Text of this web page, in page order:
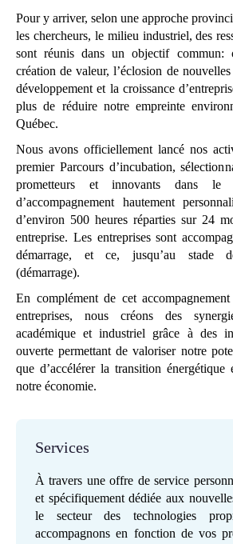
Pour y arriver, selon une approche
les chercheurs, le milieu industriel, des
sont réunis dans un objectif commun:
création de valeur, l’éclosion de
développement et la croissance
plus de réduire notre empreinte
Québec.
Nous avons officiellement lancé nos
premier Parcours d’incubation,
prometteurs et innovants dans le
d’accompagnement hautement
d’environ 500 heures réparties sur 24
entreprise. Les entreprises sont
démarrage, et ce, jusqu’au stade
(démarrage).
En complément de cet
entreprises, nous créons des
académique et industriel grâce à des
ouverte permettant de valoriser notre
que d’accélérer la transition
notre économie.
Services
À travers une offre de service
et spécifiquement dédiée aux
le secteur des technologies
accompagnons en fonction de vos